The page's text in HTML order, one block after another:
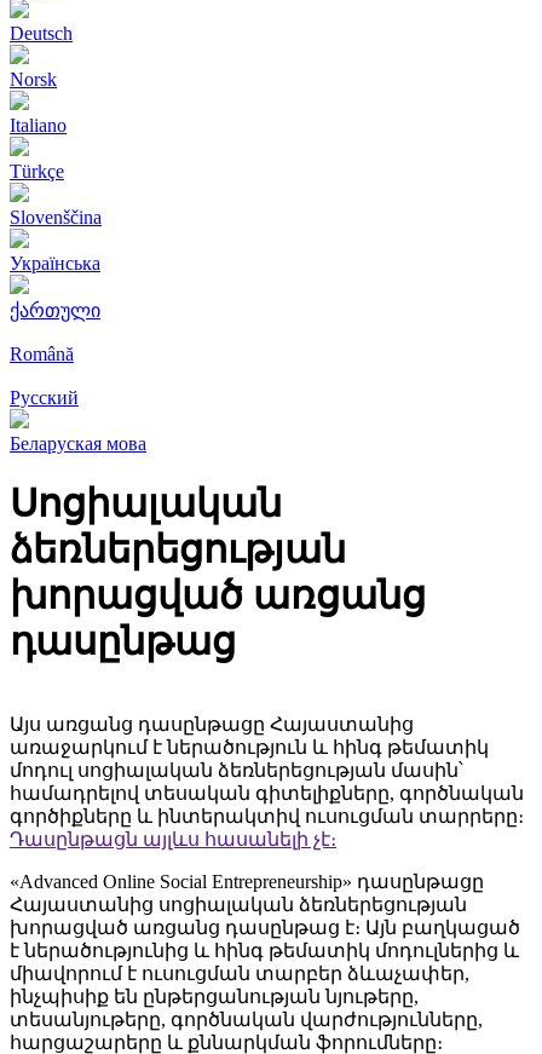
Deutsch
Norsk
Italiano
Türkçe
Slovenščina
Українська
ქართული
Română
Русский
Беларуская мова
Սոցիալական
ձեռներեցության
խորացված առցանց
դասընթաց
Այս առցանց դասընթացը Հայաստանից
առաջարկում է ներածություն և հինգ թեմատիկ
մոդուլ սոցիալական ձեռներեցության մասին՝
համադրելով տեսական գիտելիքները, գործնական
գործիքները և ինտերակտիվ ուսուցման տարրերը։
Դասընթացն այլևս հասանելի չէ։
«Advanced Online Social Entrepreneurship» դասընթացը
Հայաստանից սոցիալական ձեռներեցության
խորացված առցանց դասընթաց է։ Այն բաղկացած
է ներածությունից և հինգ թեմատիկ մոդուլներից և
միավորում է ուսուցման տարբեր ձևաչափեր,
ինչպիսիք են ընթերցանության նյութերը,
տեսանյութերը, գործնական վարժությունները,
հարցաշարերը և քննարկման ֆորումները։